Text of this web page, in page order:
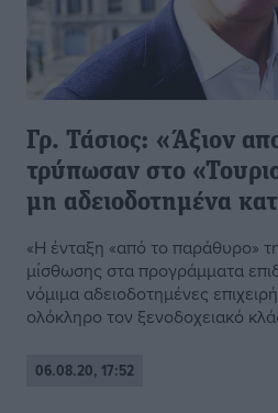
Γρ. Τάσιος: «Άξιον
τρύπωσαν στο
μη αδειοδοτημένα
«Η ένταξη «από το παράθυρο»
μίσθωσης στα προγράμματα
νόμιμα αδειοδοτημένες
ολόκληρο τον ξενοδοχειακό
06.08.20, 17:52